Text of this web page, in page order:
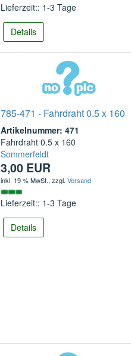
Lieferzeit:: 1-3 Tage
Details
785-471 - Fahrdraht 0.5 x 160
Artikelnummer: 471
Fahrdraht 0.5 x 160
Sommerfeldt
3,00 EUR
inkl. 19 % MwSt., zzgl.Versand
Lieferzeit:: 1-3 Tage
Details